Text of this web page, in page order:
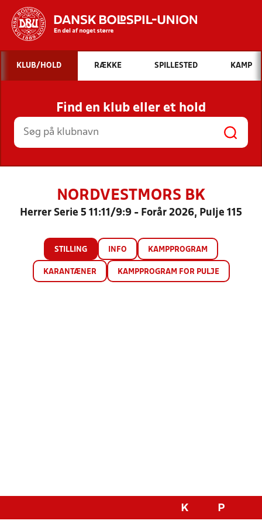
Hvad vil du søge efter?
INDHOLD OG NYHEDER
STILLINGER, RESULTATER, KLUBBER OG
HOLD
KLUB/HOLD RÆKKE SPILLESTED KAMP
Find en klub eller et hold
NORDVESTMORS BK
Herrer Serie 5 11:11/9:9 - Forår 2026, Pulje 115
STILLING INFO KAMPPROGRAM
KARANTÆNER KAMPPROGRAM FOR PULJE
K P